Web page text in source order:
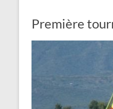
Première